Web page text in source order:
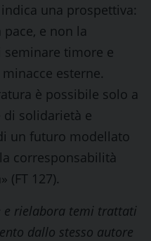
una prospettiva:
e non la
timore e
esterne.
è possibile solo a
di solidarietà e
un futuro modellato
corresponsabilità
(FT 127).
e rielabora temi trattati
dallo stesso autore